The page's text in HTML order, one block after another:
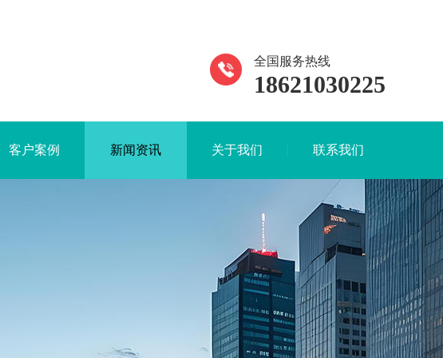
全国服务热线
18621030225
客户案例 新闻资讯 关于我们 联系我们